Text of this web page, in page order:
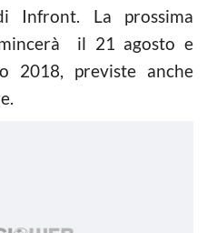
Infront. La prossima
il 21 agosto e
2018, previste anche